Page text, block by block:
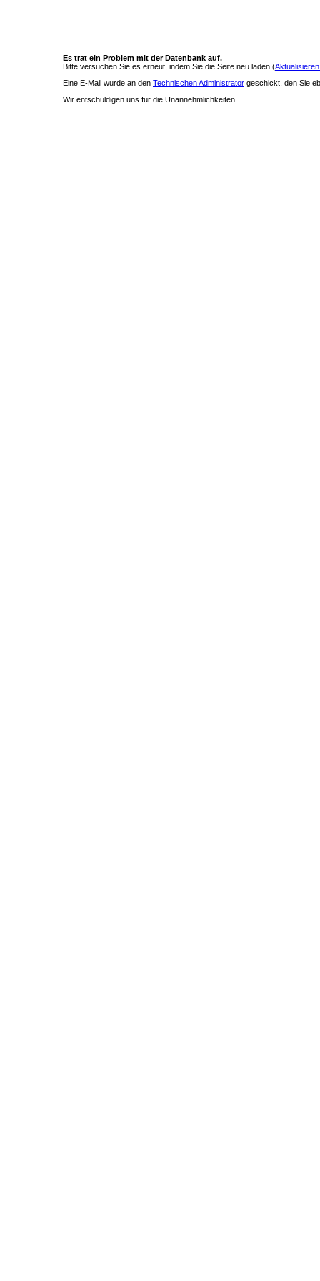
Es trat ein Problem mit der Datenbank auf.
Bitte versuchen Sie es erneut, indem Sie die Seite neu laden (
Eine E-Mail wurde an den Technischen Administrator geschickt, den Sie
Wir entschuldigen uns für die Unannehmlichkeiten.